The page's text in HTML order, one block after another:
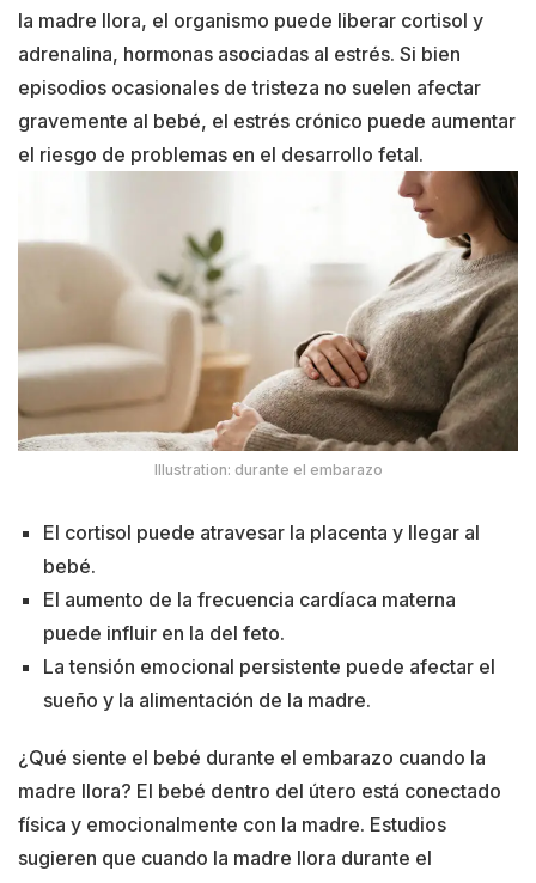
la madre llora, el organismo puede liberar cortisol y
adrenalina, hormonas asociadas al estrés. Si bien
episodios ocasionales de tristeza no suelen afectar
gravemente al bebé, el estrés crónico puede aumentar
el riesgo de problemas en el desarrollo fetal.
Illustration: durante el embarazo
El cortisol puede atravesar la placenta y llegar al
bebé.
El aumento de la frecuencia cardíaca materna
puede influir en la del feto.
La tensión emocional persistente puede afectar el
sueño y la alimentación de la madre.
¿Qué siente el bebé durante el embarazo cuando la
madre llora? El bebé dentro del útero está conectado
física y emocionalmente con la madre. Estudios
sugieren que cuando la madre llora durante el